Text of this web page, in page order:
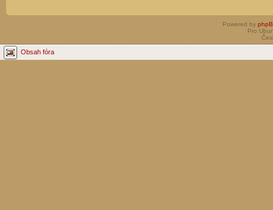
Powered by
Pro
Obsah fóra